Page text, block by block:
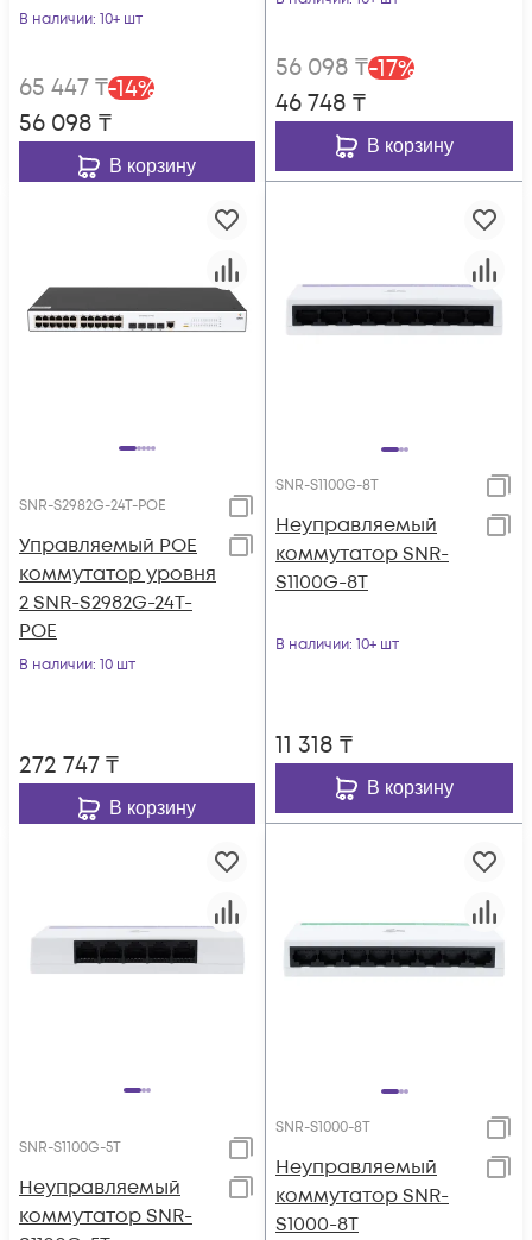
В наличии: 10+ шт
65 447₸-14%
56 098 ₸
В корзину
56 098 ₸-17%
46 748 ₸
В корзину
SNR-S2982G-24T-POE
Управляемый POE
коммутатор уровня
2 SNR-S2982G-24T-
POE
В наличии: 10 шт
272 747₸
В корзину
SNR-S1100G-8T
Неуправляемый
коммутатор SNR-
S1100G-8T
В наличии: 10+ шт
11 318 ₸
В корзину
SNR-S1100G-5T
Неуправляемый
коммутатор SNR-
SNR-S1000-8T
Неуправляемый
коммутатор SNR-
S1000-8T